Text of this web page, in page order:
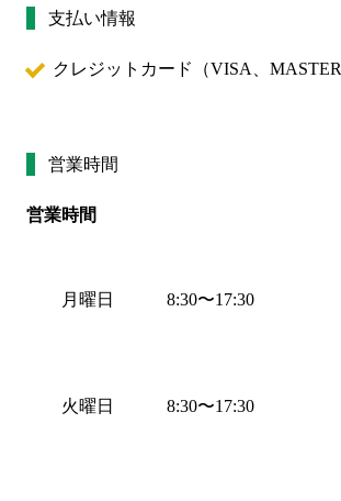
支払い情報
クレジットカード（VISA、MASTER
営業時間
営業時間
月曜日
火曜日
8:30〜17:30
8:30〜17:30